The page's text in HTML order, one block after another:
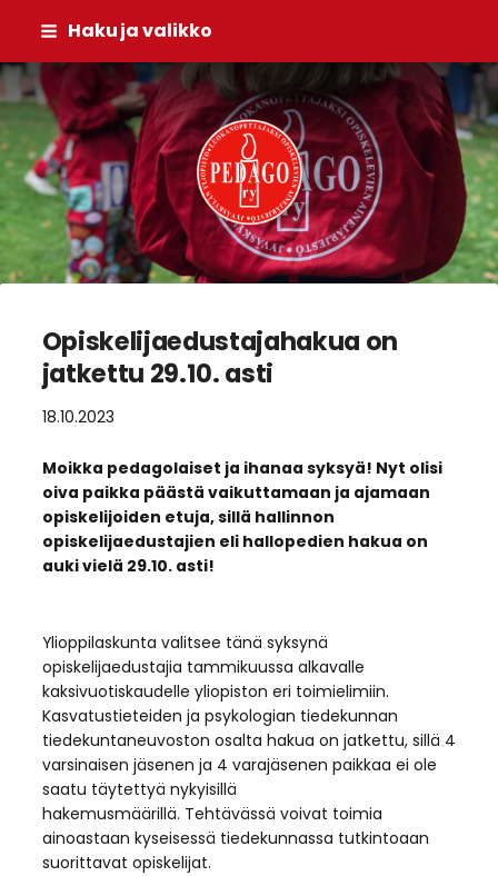
Siirry
sisältöön
Haku ja valikko
Pedago ry
Opiskelijaedustajahakua on
jatkettu 29.10. asti
18.10.2023
Moikka pedagolaiset ja ihanaa syksyä! Nyt olisi
oiva paikka päästä vaikuttamaan ja ajamaan
opiskelijoiden etuja, sillä hallinnon
opiskelijaedustajien eli hallopedien hakua on
auki vielä 29.10. asti!
Ylioppilaskunta valitsee tänä syksynä
opiskelijaedustajia tammikuussa alkavalle
kaksivuotiskaudelle yliopiston eri toimielimiin.
Kasvatustieteiden ja psykologian tiedekunnan
tiedekuntaneuvoston osalta hakua on jatkettu, sillä 4
varsinaisen jäsenen ja 4 varajäsenen paikkaa ei ole
saatu täytettyä nykyisillä
hakemusmäärillä. Tehtävässä voivat toimia
ainoastaan kyseisessä tiedekunnassa tutkintoaan
suorittavat opiskelijat.